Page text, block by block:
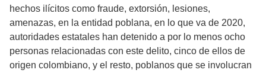
hechos ilícitos como fraude, extorsión, lesiones,
amenazas, en la entidad poblana, en lo que va de 2020,
autoridades estatales han detenido a por lo menos ocho
personas relacionadas con este delito, cinco de ellos de
origen colombiano, y el resto, poblanos que se involucran